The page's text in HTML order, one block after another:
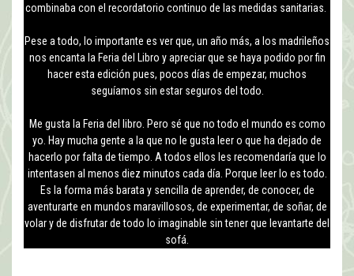
combinaba con el recordatorio continuo de las medidas sanitarias.
Pese a todo, lo importante es ver que, un año más, a los madrileños
nos encanta la Feria del Libro y apreciar que se haya podido por fin
hacer esta edición pues, pocos días de empezar, muchos
seguíamos sin estar seguros del todo.
Me gusta la Feria del libro. Pero sé que no todo el mundo es como
yo. Hay mucha gente a la que no le gusta leer o que ha dejado de
hacerlo por falta de tiempo. A todos ellos les recomendaría que lo
intentasen al menos diez minutos cada día. Porque leer lo es todo.
Es la forma más barata y sencilla de aprender, de conocer, de
aventurarte en mundos maravillosos, de experimentar, de soñar, de
volar y de disfrutar de todo lo imaginable sin tener que levantarte del
sofá.